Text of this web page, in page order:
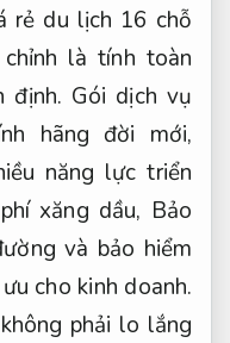
rẻ du lịch 16 chỗ
là tính toàn
định. Gói dịch vụ
hãng đời mới,
năng lực triển
xăng dầu, Bảo
và bảo hiểm
cho kinh doanh.
phải lo lắng